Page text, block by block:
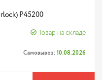
P45200
Товар на складе
Самовывоз: 10.08.2026